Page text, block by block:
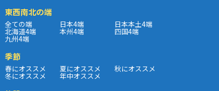
東西南北の端
全ての端 日本4端 日本本土4端
北海道4端 本州4端 四国4端
九州4端
季節
春にオススメ 夏にオススメ 秋にオススメ
冬にオススメ 年中オススメ